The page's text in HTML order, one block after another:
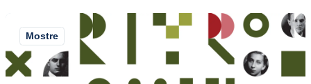
Mostre